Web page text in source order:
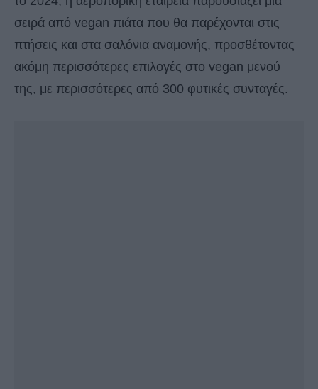
σειρά από vegan πιάτα που θα παρέχονται στις
πτήσεις και στα σαλόνια αναμονής, προσθέτοντας
ακόμη περισσότερες επιλογές στο vegan μενού
της, με περισσότερες από 300 φυτικές συνταγές.